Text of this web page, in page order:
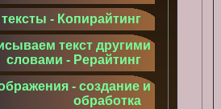
- Копирайтинг
текст другими
словами - Рерайтинг
- создание и
обработка